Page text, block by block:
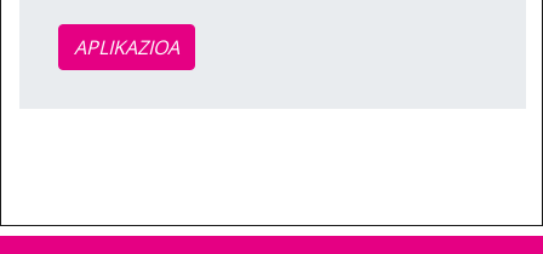
APLIKAZIOA